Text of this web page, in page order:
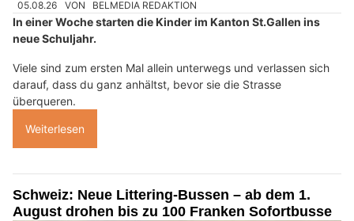
05.08.26 VON BELMEDIA REDAKTION
In einer Woche starten die Kinder im Kanton St.Gallen ins
neue Schuljahr.
Viele sind zum ersten Mal allein unterwegs und verlassen sich
darauf, dass du ganz anhältst, bevor sie die Strasse
überqueren.
Weiterlesen
Schweiz: Neue Littering-Bussen – ab dem 1.
August drohen bis zu 100 Franken Sofortbusse